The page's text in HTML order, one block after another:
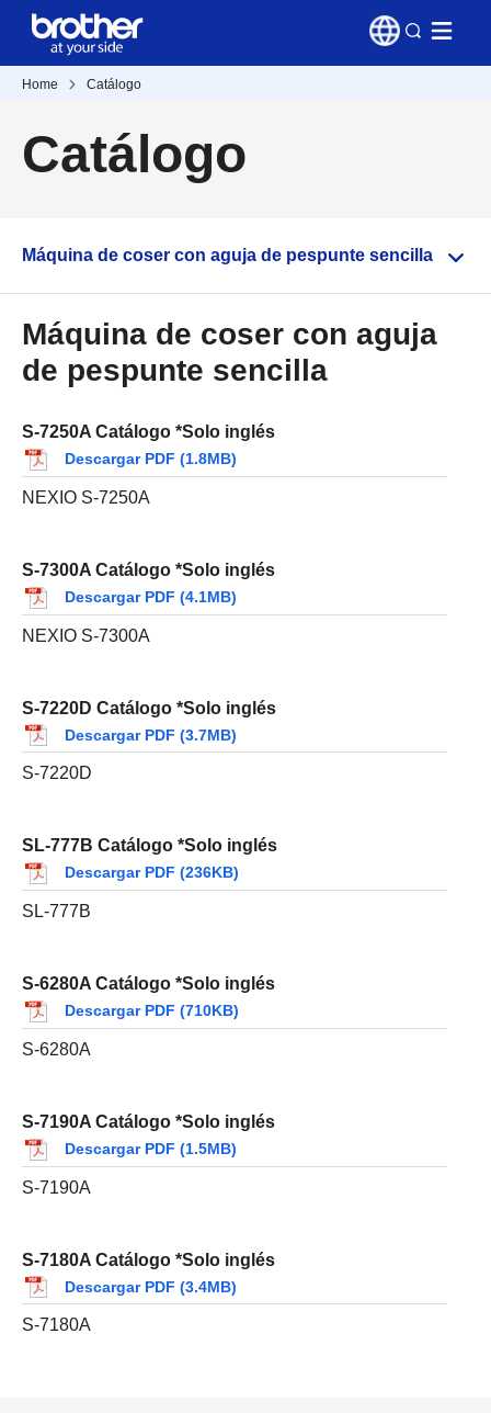
Home Catálogo
Catálogo
Máquina de coser con aguja de pespunte sencilla
Máquina de coser con aguja
de pespunte sencilla
S-7250A Catálogo *Solo inglés
Descargar PDF (1.8MB)
NEXIO S-7250A
S-7300A Catálogo *Solo inglés
Descargar PDF (4.1MB)
NEXIO S-7300A
S-7220D Catálogo *Solo inglés
Descargar PDF (3.7MB)
S-7220D
SL-777B Catálogo *Solo inglés
Descargar PDF (236KB)
SL-777B
S-6280A Catálogo *Solo inglés
Descargar PDF (710KB)
S-6280A
S-7190A Catálogo *Solo inglés
Descargar PDF (1.5MB)
S-7190A
S-7180A Catálogo *Solo inglés
Descargar PDF (3.4MB)
S-7180A